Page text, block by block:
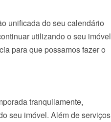
unificada do seu calendário
utilizando o seu imóvel
para que possamos fazer o
tranquilamente,
seu imóvel. Além de serviços